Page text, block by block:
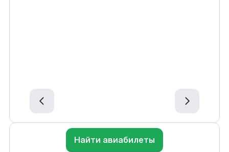
Найти авиабилеты